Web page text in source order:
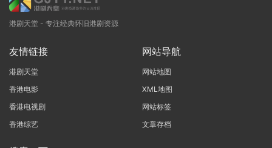
港剧天堂 - 专注经典怀旧港剧资源
友情链接
港剧天堂
香港电影
香港电视剧
香港综艺
网站导航
网站地图
XML地图
网站标签
文章存档